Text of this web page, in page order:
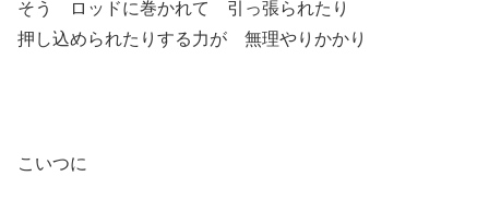
そう ロッドに巻かれて 引っ張られたり
押し込められたりする力が 無理やりかかり
こいつに